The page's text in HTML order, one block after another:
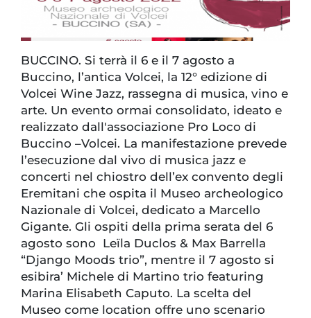
BUCCINO. Si terrà il 6 e il 7 agosto a
Buccino, l’antica Volcei, la 12° edizione di
Volcei Wine Jazz, rassegna di musica, vino e
arte. Un evento ormai consolidato, ideato e
realizzato dall'associazione Pro Loco di
Buccino –Volcei. La manifestazione prevede
l’esecuzione dal vivo di musica jazz e
concerti nel chiostro dell’ex convento degli
Eremitani che ospita il Museo archeologico
Nazionale di Volcei, dedicato a Marcello
Gigante. Gli ospiti della prima serata del 6
agosto sono Leïla Duclos & Max Barrella
“Django Moods trio”, mentre il 7 agosto si
esibira’ Michele di Martino trio featuring
Marina Elisabeth Caputo. La scelta del
Museo come location offre uno scenario